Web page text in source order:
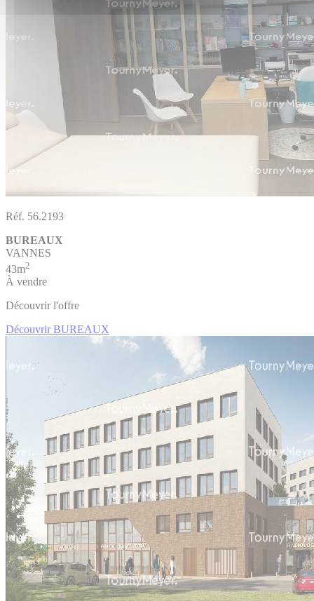
Réf. 56.2193
BUREAUX
VANNES
43m2
À vendre
Découvrir l'offre
Découvrir BUREAUX